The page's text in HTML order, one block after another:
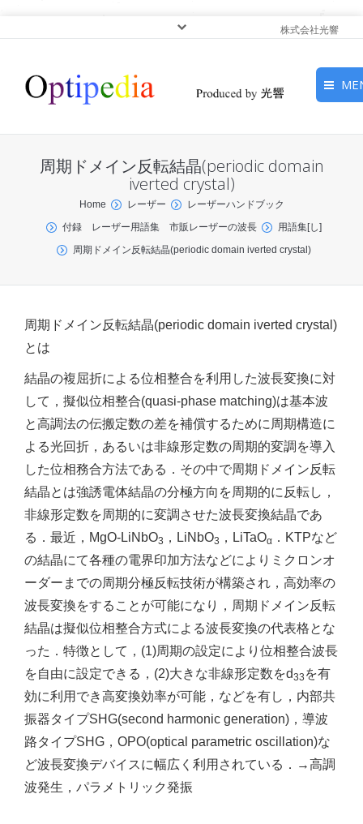
株式会社光響
ピックアップ
光応用・アプリケーショ
周期ドメイン反転結晶(periodic domain
iverted crystal)
You are here:
Home レーザー
レーザーハンドブック
付録 レーザー用語集 市販レーザーの波長
用語集[し]
周期ドメイン反転結晶(periodic domain iverted crystal)
周期ドメイン反転結晶(periodic domain iverted crystal)
とは
結晶の複屈折による位相整合を利用した波長変換に対
して，擬似位相整合(quasi-phase matching)は基本波
と高調法の伝搬定数の差を補償するために周期構造に
よる光回折，あるいは非線形定数の周期的変調を導入
した位相務合方法である．その中で周期ドメイン反転
結晶とは強誘電体結晶の分極方向を周期的に反転し，
非線形定数を周期的に変調させた波長変換結晶であ
る．最近，MgO-LiNbO3 ，LiNbO3 ，LiTaOα ．KTPなど
の結晶にて各種の電界印加方法などによりミクロンオ
ーダーまでの周期分極反転技術が構築され，高効率の
波長変換をすることが可能になり，周期ドメイン反転
結晶は擬似位相整合方式による波長変換の代表格とな
った．特徴として，(1)周期の設定により位相整合波長
を自由に設定できる，(2)大きな非線形定数をd33 を有
効に利用でき高変換効率が可能，などを有し，内部共
振器タイプSHG(second harmonic generation)，導波
路タイプSHG，OPO(optical parametric oscillation)な
ど波長変換デバイスに幅広く利用されている．→高調
波発生，パラメトリック発振